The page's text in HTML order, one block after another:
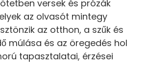
versek és prózák
az olvasót mintegy
az otthon, a szűk és
múlása és az öregedés hol
tapasztalatai, érzései